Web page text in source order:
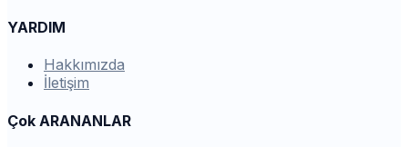
YARDIM
Hakkımızda
İletişim
Çok ARANANLAR